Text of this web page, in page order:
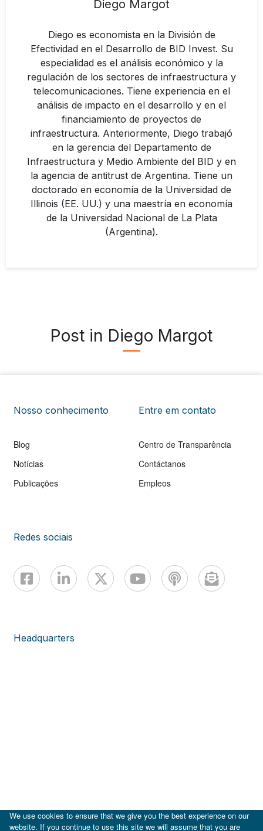
Diego Margot
Diego es economista en la División de
Efectividad en el Desarrollo de BID Invest. Su
especialidad es el análisis económico y la
regulación de los sectores de infraestructura y
telecomunicaciones. Tiene experiencia en el
análisis de impacto en el desarrollo y en el
financiamiento de proyectos de
infraestructura. Anteriormente, Diego trabajó
en la gerencia del Departamento de
Infraestructura y Medio Ambiente del BID y en
la agencia de antitrust de Argentina. Tiene un
doctorado en economía de la Universidad de
Illinois (EE. UU.) y una maestría en economía
de la Universidad Nacional de La Plata
(Argentina).
Post in Diego Margot
Nosso conhecimento
Blog
Notícias
Publicações
Entre em contato
Centro de Transparência
Contáctanos
Empleos
Redes sociais
Headquarters
We use cookies to ensure that we give you the best experience on our
website. If you continue to use this site we will assume that you are